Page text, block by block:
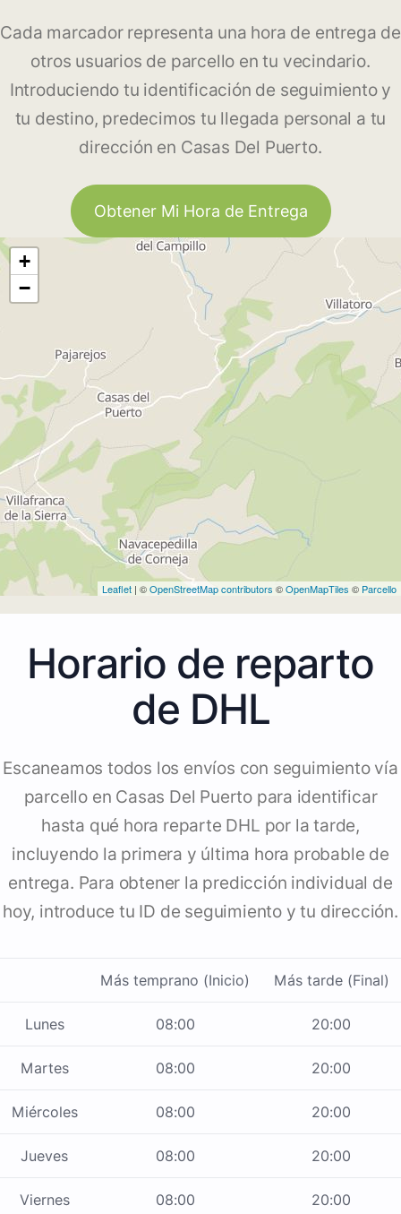
Cada marcador representa una hora de entrega de
otros usuarios de parcello en tu vecindario.
Introduciendo tu identificación de seguimiento y
tu destino, predecimos tu llegada personal a tu
dirección en Casas Del Puerto.
Obtener Mi Hora de Entrega
+
−
Leaflet | ©OpenStreetMap contributors ©OpenMapTiles © Parcello
Horario de reparto
de DHL
Escaneamos todos los envíos con seguimiento vía
parcello en Casas Del Puerto para identificar
hasta qué hora reparte DHL por la tarde,
incluyendo la primera y última hora probable de
entrega. Para obtener la predicción individual de
hoy, introduce tu ID de seguimiento y tu dirección.
Más temprano (Inicio) Más tarde (Final)
Lunes 08:00 20:00
Martes 08:00 20:00
Miércoles 08:00 20:00
Jueves 08:00 20:00
Viernes 08:00 20:00